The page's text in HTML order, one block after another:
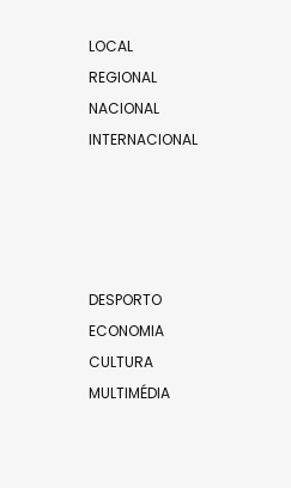
LOCAL
REGIONAL
NACIONAL
INTERNACIONAL
DESPORTO
ECONOMIA
CULTURA
MULTIMÉDIA